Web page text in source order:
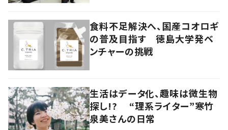
食料不足解決へ、国産コオロギ
の普及目指す 徳島大学発ベ
ンチャーの挑戦
生活はデータ化、趣味は微生物
探し!? “理系ライター”寒竹
泉美さんの日常